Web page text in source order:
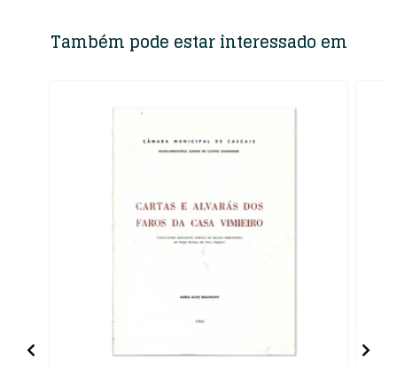
Também pode estar interessado em